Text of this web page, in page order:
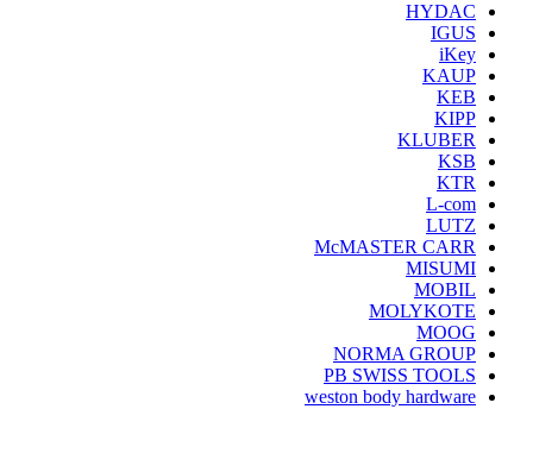
HYDAC
IGUS
iKey
KAUP
KEB
KIPP
KLUBER
KSB
KTR
L-com
LUTZ
McMASTER CARR
MISUMI
MOBIL
MOLYKOTE
MOOG
NORMA GROUP
PB SWISS TOOLS
weston body hardware